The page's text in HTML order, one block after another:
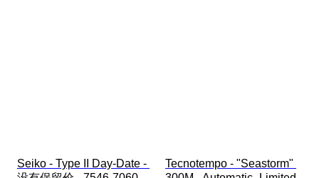
Seiko - Type II Day-Date -
Tecnotempo - "Seastorm"